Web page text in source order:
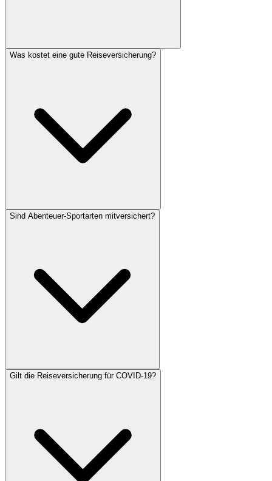
Was kostet eine gute Reiseversicherung?
Sind Abenteuer-Sportarten mitversichert?
Gilt die Reiseversicherung für COVID-19?